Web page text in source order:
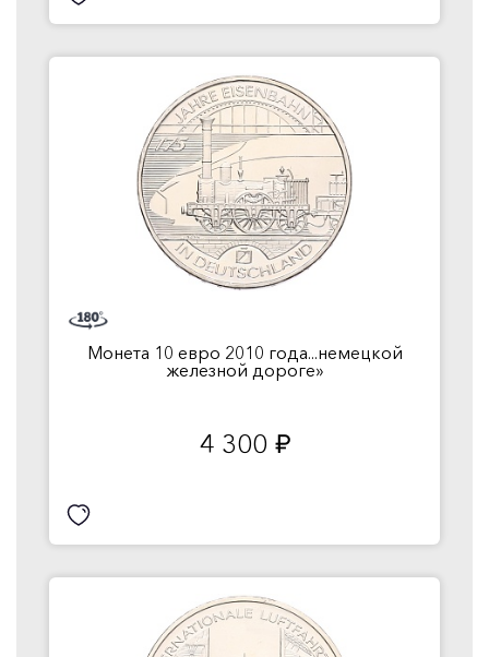
Монета 10 евро 2010 года...немецкой
железной дороге»
4 300 руб.